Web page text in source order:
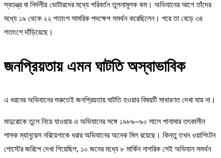
স্বতন্ত্র বা নির্দলীয় ভোটারদের মধ্যে পরিবর্তন তুলনামূলক কম। অভিযানের আগে তাঁদের
মধ্যে ১৯ থেকে ২২ শতাংশ সামরিক পদক্ষেপ সমর্থন করেছিলেন। পরে তা বেড়ে ৩৪
শতাংশে দাঁড়িয়েছে।
জনপ্রিয়তায় এমন ঘাটতি অস্বাভাবিক
এ ধরনের অভিযানের শুরুতেই জনপ্রিয়তায় ঘাটতি হওয়ার বিষয়টি সাধারণত দেখা যায় না।
মাদুরোকে তুলে নিয়ে যাওয়ার এ অভিযানের সঙ্গে ১৯৮৯–৯০ সালে পানামার তৎকালীন
শাসক ম্যানুয়েল নরিয়েগাকে ধরার অভিযানের অনেক মিল রয়েছে। কিন্তু তখন ওয়াশিংটন
পোস্টের জরিপে দেখা গিয়েছিল, ১০ জনের মধ্যে ৮ মার্কিন নাগরিক সেই অভিযান সমর্থন